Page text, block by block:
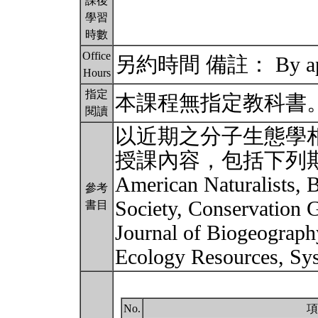
學習
時數
Office
Hours
另約時間 備註： By
指定
閱讀 本課程無指定教科書
參考
書目
以近期之分子生態學
授課內容，包括下列
American Naturalists,
Society, Conservation
Journal of
Ecology Resources,
No.